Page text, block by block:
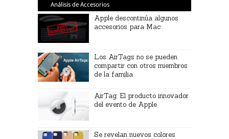
Análisis de Accesorios
Apple descontinúa algunos
accesorios para Mac
Los AirTags no se pueden
compartir con otros miembros
de la familia
AirTag: El producto innovador
del evento de Apple
Se revelan nuevos colores